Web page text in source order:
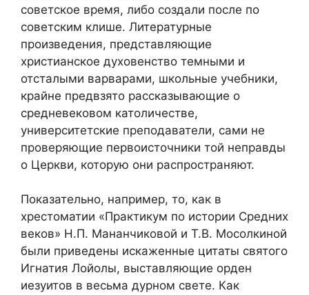
советское время, либо создали после по
советским клише. Литературные
произведения, представляющие
христианское духовенство темными и
отсталыми варварами, школьные учебники,
крайне предвзято рассказывающие о
средневековом католичестве,
университетские преподаватели, сами не
проверяющие первоисточники той неправды
о Церкви, которую они распространяют.
Показательно, например, то, как в
хрестоматии «Практикум по истории Средних
веков» Н.П. Мананчиковой и Т.В. Мосолкиной
были приведены искаженные цитаты святого
Игнатия Лойолы, выставляющие орден
иезуитов в весьма дурном свете. Как